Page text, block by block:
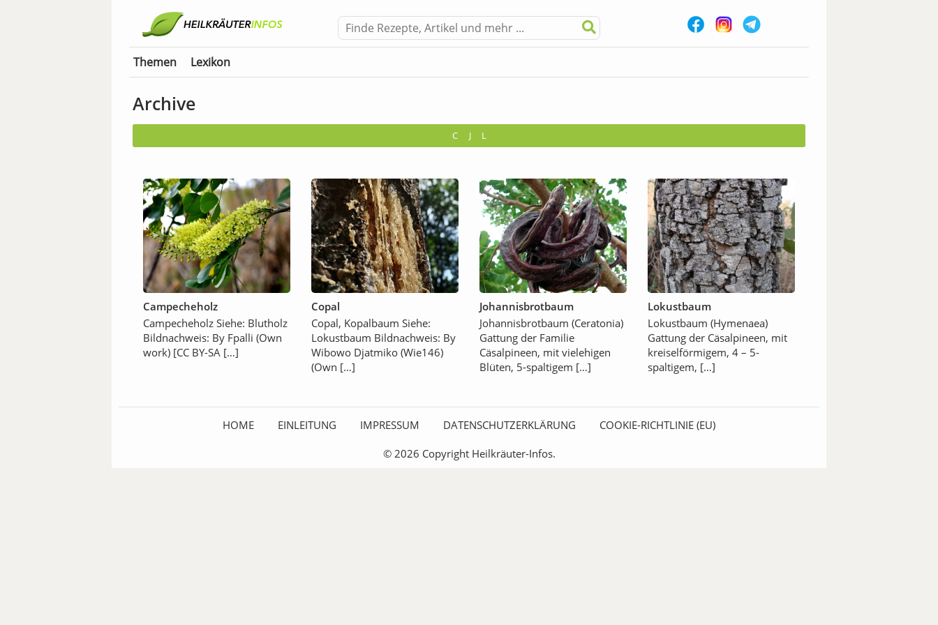
Themen Lexikon
Archive
C J L
Campecheholz
Campecheholz Siehe: Blutholz
Bildnachweis: By Fpalli (Own
work) [CC BY-SA […]
Copal
Copal, Kopalbaum Siehe:
Lokustbaum Bildnachweis: By
Wibowo Djatmiko (Wie146)
(Own […]
Johannisbrotbaum
Johannisbrotbaum (Ceratonia)
Gattung der Familie
Cäsalpineen, mit vielehigen
Blüten, 5-spaltigem […]
Lokustbaum
Lokustbaum (Hymenaea)
Gattung der Cäsalpineen, mit
kreiselförmigem, 4 – 5-
spaltigem, […]
HOME EINLEITUNG IMPRESSUM DATENSCHUTZERKLÄRUNG COOKIE-RICHTLINIE (EU)
© 2026 Copyright Heilkräuter-Infos.